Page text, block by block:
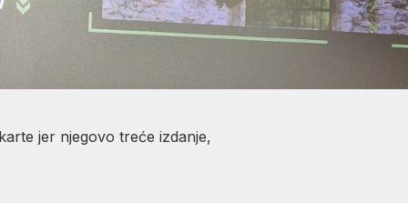
jer njegovo treće izdanje,